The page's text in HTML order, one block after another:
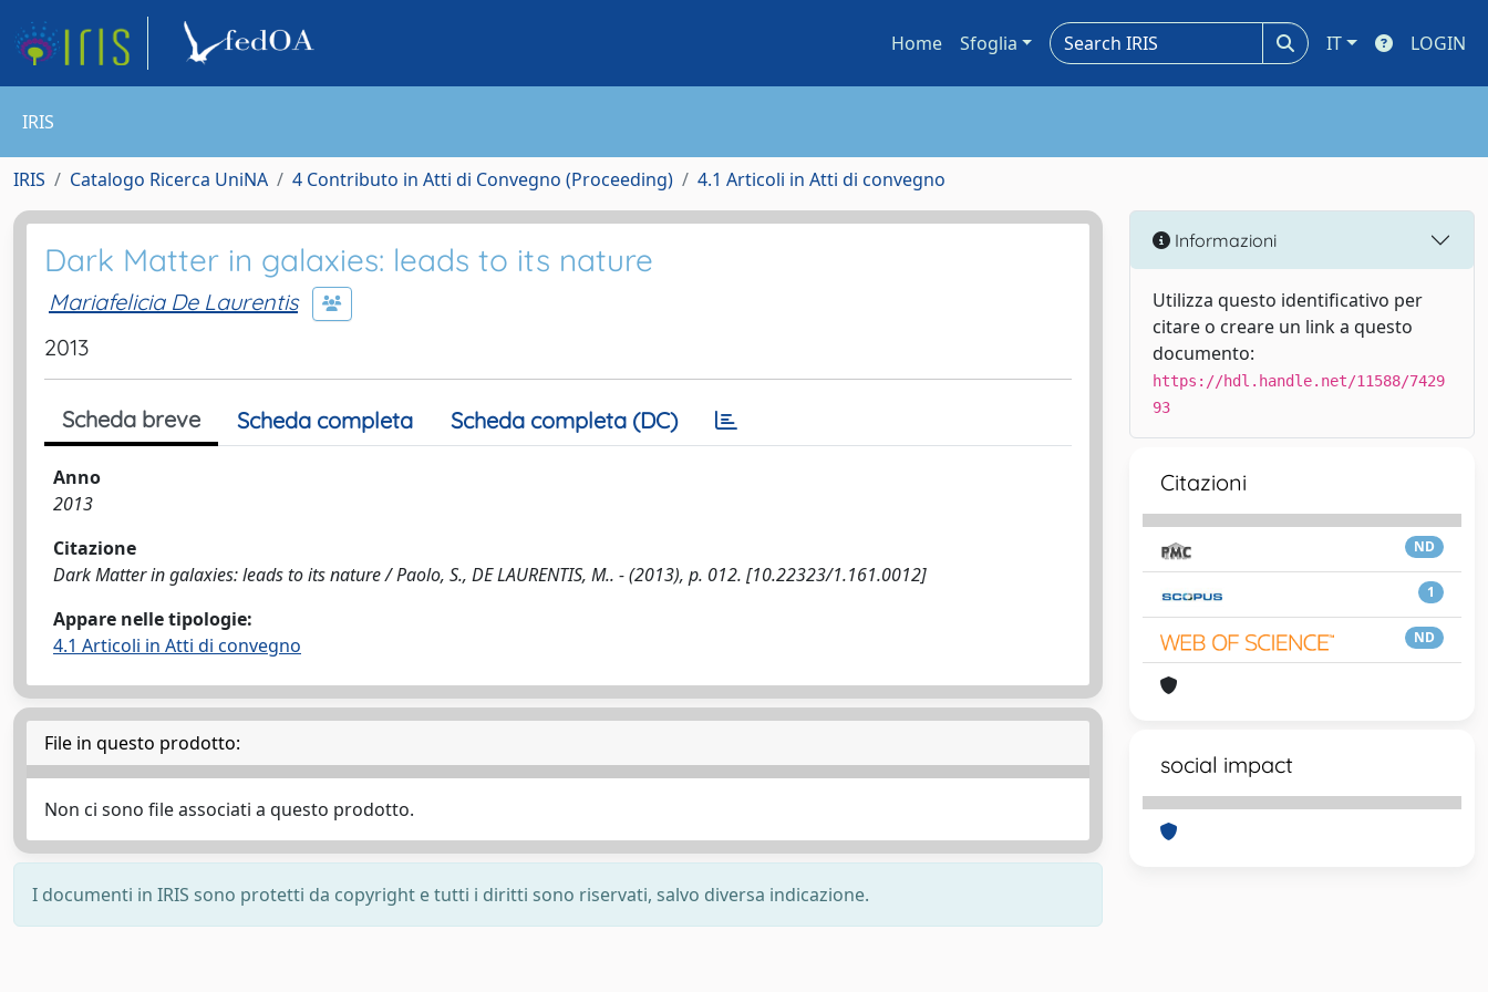
Home Sfoglia IT LOGIN
IRIS
IRIS Catalogo Ricerca UniNA 4 Contributo in Atti di Convegno (Proceeding) 4.1 Articoli in Atti di convegno
Dark Matter in galaxies: leads to its nature
Mariafelicia De Laurentis
2013
Scheda breve Scheda completa Scheda completa (DC)
Anno
2013
Citazione
Dark Matter in galaxies: leads to its nature / Paolo, S., DE LAURENTIS, M.. - (2013), p. 012. [10.22323/1.161.0012]
Appare nelle tipologie:
4.1 Articoli in Atti di convegno
File in questo prodotto:
Non ci sono file associati a questo prodotto.
I documenti in IRIS sono protetti da copyright e tutti i diritti sono riservati, salvo diversa indicazione.
Informazioni
Utilizza questo identificativo per
citare o creare un link a questo
documento:
https://hdl.handle.net/11588/7429
93
Citazioni
ND
1
ND
social impact